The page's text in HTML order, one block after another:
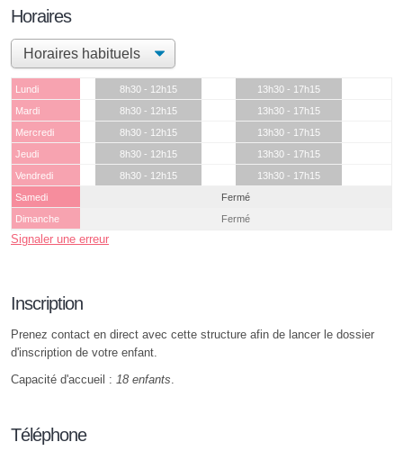
Horaires
Lundi 8h30 - 12h15
13h30 - 17h15
Mardi
8h30 - 12h15
13h30 - 17h15
Mercredi
8h30 - 12h15
13h30 - 17h15
Jeudi
8h30 - 12h15
13h30 - 17h15
Vendredi
8h30 - 12h15
13h30 - 17h15
Samedi
Fermé
Dimanche
Fermé
Signaler une erreur
Inscription
Prenez contact en direct avec cette structure afin de lancer le dossier
d'inscription de votre enfant.
Capacité d'accueil : 18 enfants.
Téléphone